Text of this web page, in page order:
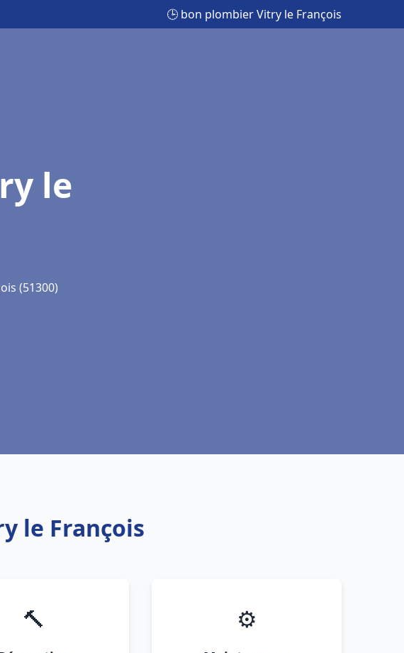
🕒 bon plombier Vitry le François
le
(51300)
le François
🔨 ⚙️